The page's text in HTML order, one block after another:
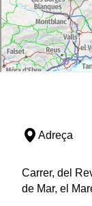
Adreça
Carrer, del
de Mar, el